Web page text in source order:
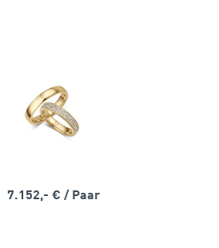
7.152,- € / Paar